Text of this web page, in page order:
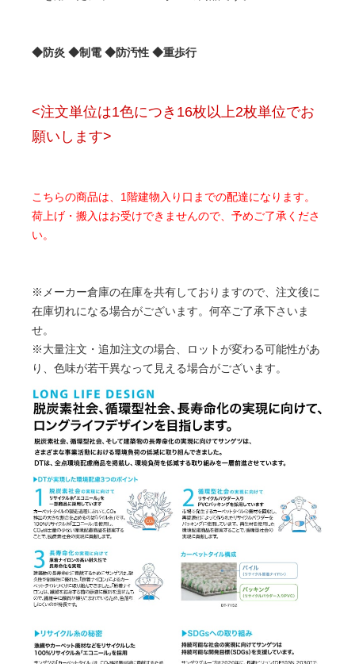
◆防炎 ◆制電 ◆防汚性 ◆重歩行
<注文単位は1色につき16枚以上2枚単位でお
願いします>
こちらの商品は、1階建物入り口までの配達になります。
荷上げ・搬入はお受けできませんので、予めご了承くださ
い。
※メーカー倉庫の在庫を共有しておりますので、注文後に
在庫切れになる場合がございます。何卒ご了承下さいま
せ。
※大量注文・追加注文の場合、ロットが変わる可能性があ
り、色味が若干異なって見える場合がございます。